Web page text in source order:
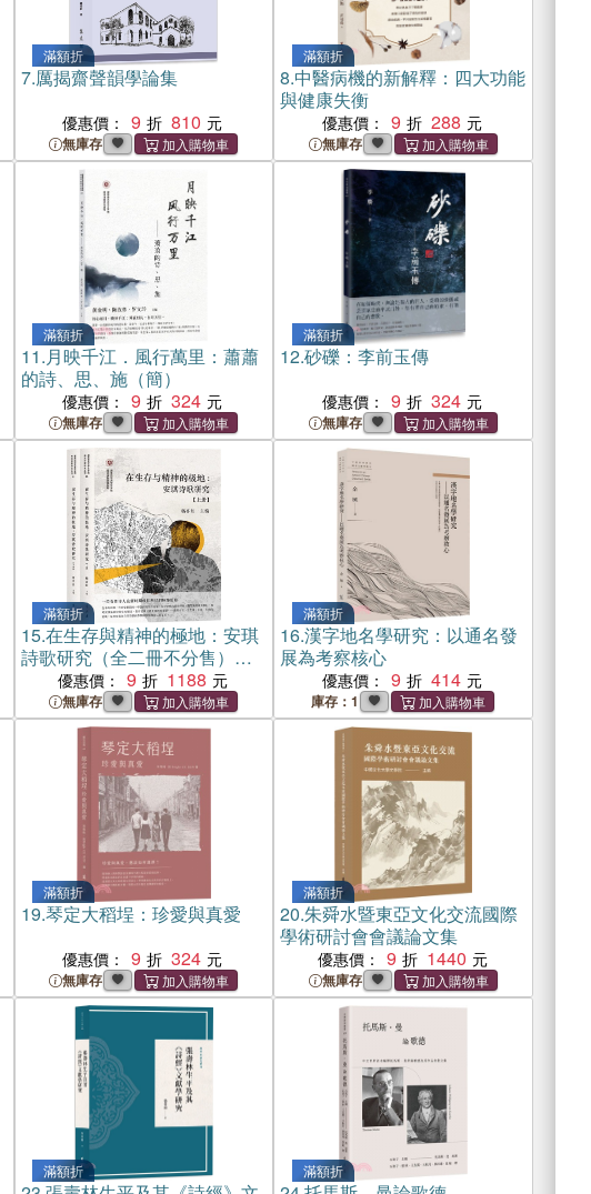
滿額折
7.厲揭齋聲韻學論集
優惠價： 9 810
無庫存
滿額折
8.中醫病機的新解釋：四大功能
與健康失衡
優惠價： 9 288
無庫存
滿額折
11.月映千江．風行萬里：蕭蕭
的詩、思、施（簡）
優惠價： 9 324
無庫存
滿額折
12.砂礫：李前玉傳
優惠價： 9 324
無庫存
滿額折
15.在生存與精神的極地：安琪
詩歌研究（全二冊不分售）
（簡體書）
優惠價： 9 1188
無庫存
滿額折
16.漢字地名學研究：以通名發
展為考察核心
優惠價： 9 414
庫存：1
滿額折
19.琴定大稻埕：珍愛與真愛
優惠價： 9 324
無庫存
滿額折
20.朱舜水暨東亞文化交流國際
學術研討會會議論文集
優惠價： 9 1440
無庫存
滿額折 滿額折